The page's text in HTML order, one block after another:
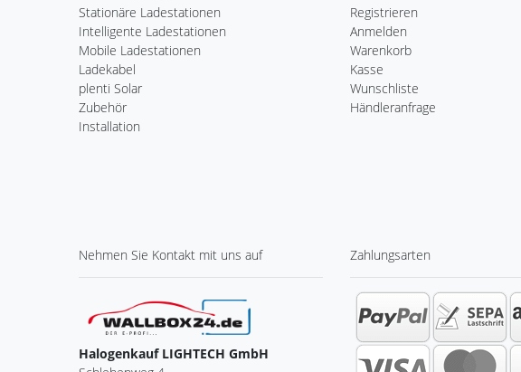
Stationäre Ladestationen
Intelligente Ladestationen
Mobile Ladestationen
Ladekabel
plenti Solar
Zubehör
Installation
Registrieren
Anmelden
Warenkorb
Kasse
Wunschliste
Händleranfrage
Nehmen Sie Kontakt mit uns auf
Halogenkauf LIGHTECH GmbH
Zahlungsarten